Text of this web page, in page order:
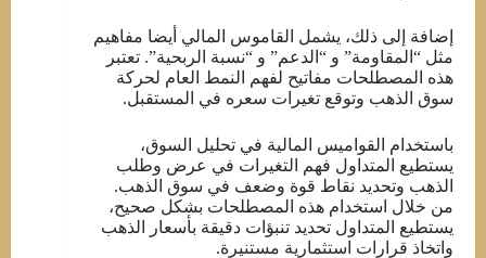
إضافة إلى ذلك، يشمل القاموس المالي أيضا مفاهيم
مثل “المقاومة” و “الدعم” و “نسبة الربحية”. تعتبر
هذه المصطلحات مفاتيح لفهم النمط العام لحركة
سوق الذهب وتوقع تغيرات سعره في المستقبل.
باستخدام القواميس المالية في تحليل السوق،
يستطيع المتداول فهم التغيرات في عرض وطلب
الذهب وتحديد نقاط قوة وضعف في سوق الذهب.
من خلال استخدام هذه المصطلحات بشكل صحيح،
يستطيع المتداول تحديد تنبؤات دقيقة بأسعار الذهب
واتخاذ قرارات استثمارية مستنيرة.